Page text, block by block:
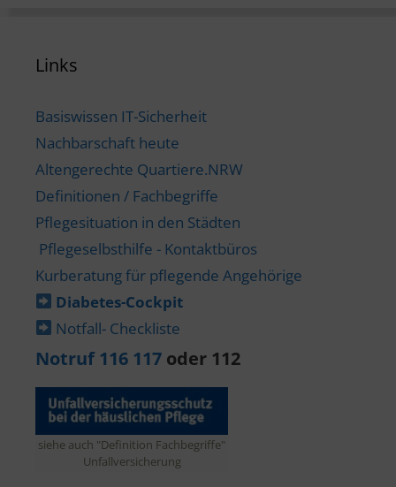
Links
Basiswissen IT-Sicherheit
Nachbarschaft heute
Altengerechte Quartiere.NRW
Definitionen / Fachbegriffe
Pflegesituation in den Städten
Pflegeselbsthilfe - Kontaktbüros
Kurberatung für pflegende Angehörige
Diabetes-​Cockpit
Notfall- Checkliste
Notruf 116 117 oder 112
siehe auch "Definition Fachbegriffe"
Unfallversicherung